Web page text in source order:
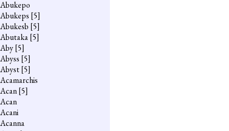
Abukepo
Abukeps [5]
Abukesb [5]
Abutaka[5]
Aby[5]
Abyss [5]
Abyst[5]
Acamarchis
Acan[5]
Acan
Acani
Acanna